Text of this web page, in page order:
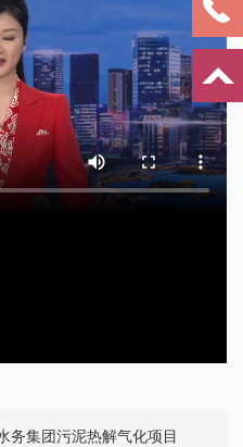
务集团污泥热解气化项目